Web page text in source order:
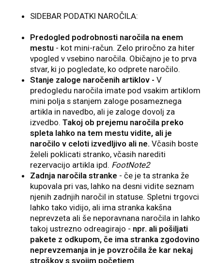
SIDEBAR PODATKI NAROČILA:
Predogled podrobnosti naročila na enem
mestu- kot mini-račun. Zelo priročno za hiter
vpogled v vsebino naročila. Običajno je to prva
stvar, ki jo pogledate, ko odprete naročilo.
Stanje zaloge naročenih artiklov - V
predogledu naročila imate pod vsakim artiklom
mini polja s stanjem zaloge posameznega
artikla in navedbo, ali je zaloge dovolj za
izvedbo. Takoj ob prejemu naročila preko
spleta lahko na tem mestu vidite, ali je
naročilo v celoti izvedljivo ali ne. Včasih boste
želeli poklicati stranko, včasih narediti
rezervacijo artikla ipd. FootNote2
Zadnja naročila stranke - če je ta stranka že
kupovala pri vas, lahko na desni vidite seznam
njenih zadnjih naročil in statuse. Spletni trgovci
lahko tako vidijo, ali ima stranka kakšna
neprevzeta ali še neporavnana naročila in lahko
takoj ustrezno odreagirajo - npr. ali pošiljati
pakete z odkupom, če ima stranka zgodovino
neprevzemanja in je povzročila že kar nekaj
stroškov s svojim početjem.